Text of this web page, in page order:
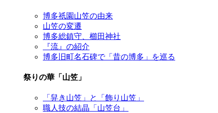
博多祇園山笠の由来
山笠の変遷
博多総鎮守、櫛田神社
『流』の紹介
博多旧町名石碑で「昔の博多」を巡る
祭りの華「山笠」
「舁き山笠」と「飾り山笠」
職人技の結晶「山笠台」